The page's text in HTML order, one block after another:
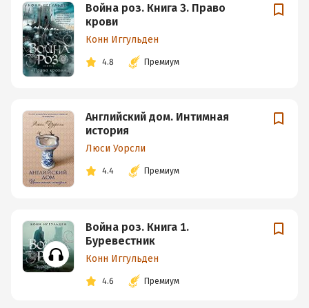
Война роз. Книга 3. Право
крови
Конн Иггульден
4.8 Премиум
Английский дом. Интимная
история
Люси Уорсли
4.4 Премиум
Война роз. Книга 1.
Буревестник
Конн Иггульден
4.6 Премиум